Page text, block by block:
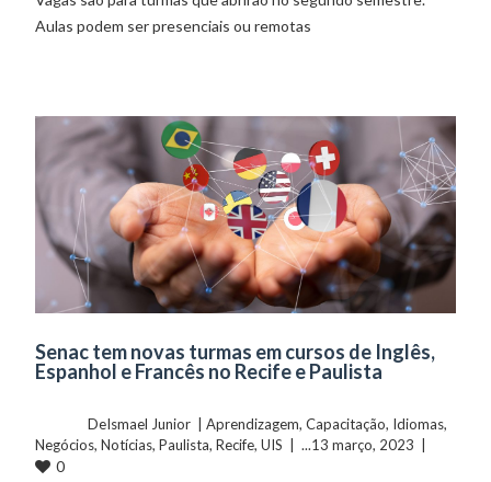
Aulas podem ser presenciais ou remotas
Senac tem novas turmas em cursos de Inglês,
Espanhol e Francês no Recife e Paulista
	    	DeIsmael Junior  |
Aprendizagem, Capacitação, Idiomas
Negócios, Notícias, Paulista, Recife, UIS
0